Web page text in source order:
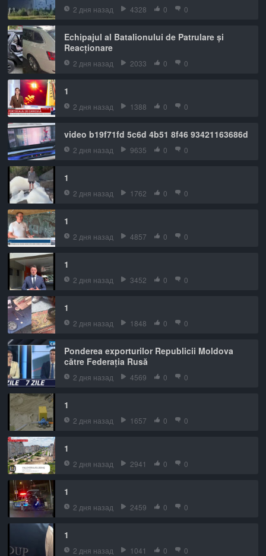
2 дня назад 4328 0 0
Echipajul al Batalionului de Patrulare și
Reacționare
2 дня назад 2033 0 0
1
2 дня назад 1388 0 0
video b19f71fd 5c6d 4b51 8f46 93421163686d
2 дня назад 9635 0 0
1
2 дня назад 1762 0 0
1
2 дня назад 4857 0 0
1
2 дня назад 3452 0 0
1
2 дня назад 1848 0 0
Ponderea exporturilor Republicii Moldova
către Federația Rusă
2 дня назад 4569 0 0
1
2 дня назад 1657 0 0
1
2 дня назад 2941 0 0
1
2 дня назад 2459 0 0
1
2 дня назад 1041 0 0